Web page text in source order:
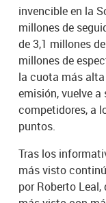
invencible en la
millones de
de 3,1 millones
millones de
la cuota más
emisión, vuelve
competidores, a
puntos.
Tras los
más visto
por Roberto